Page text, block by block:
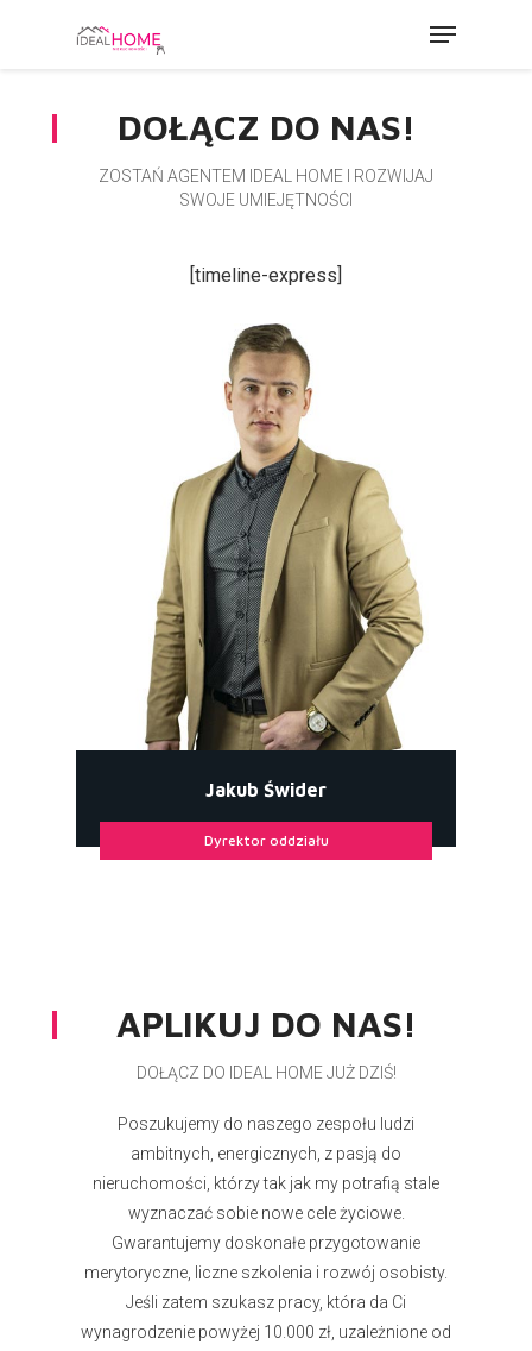
Menu
DOŁĄCZ DO NAS!
ZOSTAŃ AGENTEM IDEAL HOME I ROZWIJAJ
SWOJE UMIEJĘTNOŚCI
[timeline-express]
Jakub Świder
Dyrektor oddziału
APLIKUJ DO NAS!
DOŁĄCZ DO IDEAL HOME JUŻ DZIŚ!
Poszukujemy do naszego zespołu ludzi
ambitnych, energicznych, z pasją do
nieruchomości, którzy tak jak my potrafią stale
wyznaczać sobie nowe cele życiowe.
Gwarantujemy doskonałe przygotowanie
merytoryczne, liczne szkolenia i rozwój osobisty.
Jeśli zatem szukasz pracy, która da Ci
wynagrodzenie powyżej 10.000 zł, uzależnione od